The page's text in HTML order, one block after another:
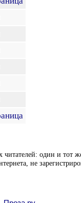
один и тот
не